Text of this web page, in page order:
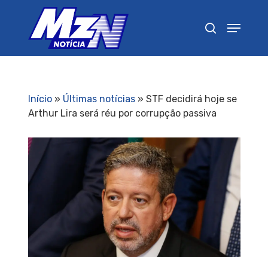
Início» Últimas notícias» STF decidirá hoje se
Arthur Lira será réu por corrupção passiva